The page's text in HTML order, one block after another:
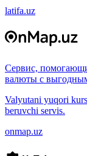
latifa.uz
Сервис,
валюты с
Valyutani yuqori
beruvchi servis.
onmap.uz